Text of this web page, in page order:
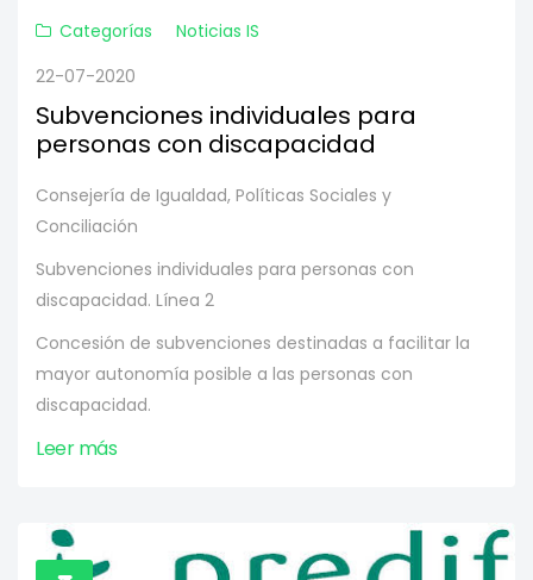
Categorías
Noticias IS
22-07-2020
Subvenciones individuales para
personas con discapacidad
Consejería de Igualdad, Políticas Sociales y
Conciliación
Subvenciones individuales para personas con
discapacidad. Línea 2
Concesión de subvenciones destinadas a facilitar la
mayor autonomía posible a las personas con
discapacidad.
Leer más